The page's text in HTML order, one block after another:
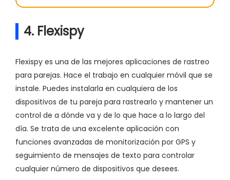
4. Flexispy
Flexispy es una de las mejores aplicaciones de rastreo
para parejas. Hace el trabajo en cualquier móvil que se
instale. Puedes instalarla en cualquiera de los
dispositivos de tu pareja para rastrearlo y mantener un
control de a dónde va y de lo que hace a lo largo del
día. Se trata de una excelente aplicación con
funciones avanzadas de monitorización por GPS y
seguimiento de mensajes de texto para controlar
cualquier número de dispositivos que desees.